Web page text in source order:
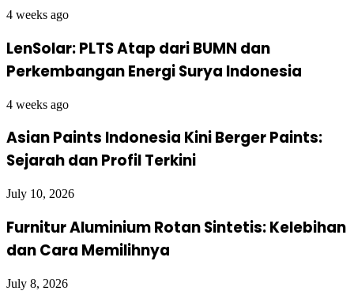
4 weeks ago
LenSolar: PLTS Atap dari BUMN dan
Perkembangan Energi Surya Indonesia
4 weeks ago
Asian Paints Indonesia Kini Berger Paints:
Sejarah dan Profil Terkini
July 10, 2026
Furnitur Aluminium Rotan Sintetis: Kelebihan
dan Cara Memilihnya
July 8, 2026